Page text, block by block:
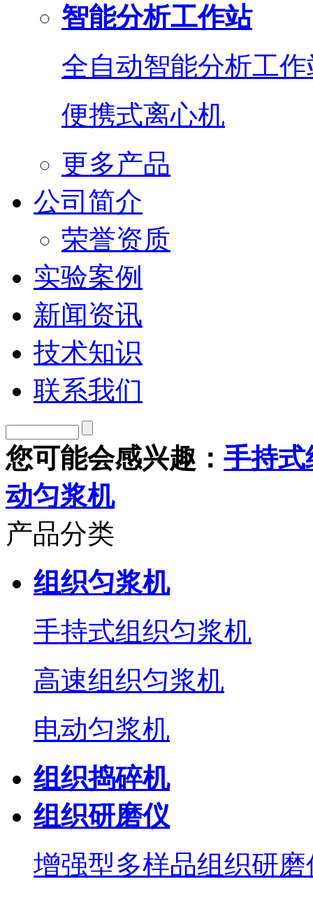
智能分析工作站
全自动智能分析工作
便携式离心机
更多产品
公司简介
荣誉资质
实验案例
新闻资讯
技术知识
联系我们
您可能会感兴趣： 手持式
动匀浆机
产品分类
组织匀浆机
手持式组织匀浆机
高速组织匀浆机
电动匀浆机
组织捣碎机
组织研磨仪
增强型多样品组织研磨